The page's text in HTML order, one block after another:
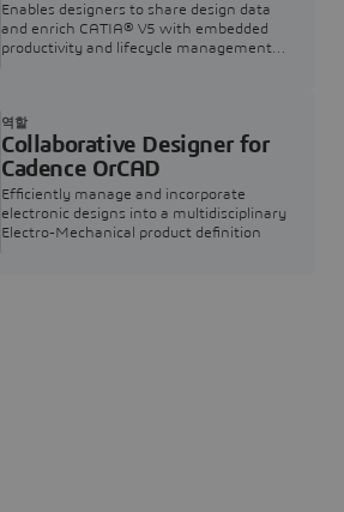
Enables designers to share design data
and enrich CATIA® V5 with embedded
productivity and lifecycle management
Collaborative Designer for
Cadence OrCAD
Efficiently manage and incorporate
electronic designs into a multidisciplinary
Electro-Mechanical product definition
역할